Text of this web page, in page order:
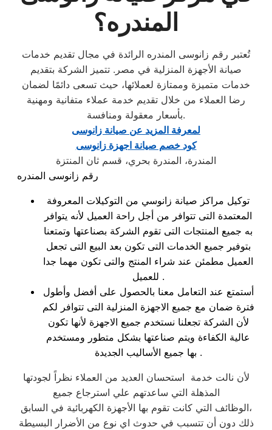
المندره؟
تُعتبر رقم زانوسى المندره الرائدة في مجال تقديم خدمات
صيانة الأجهزة المنزلية في مصر. تتميز الشركة بتقديم
خدمات متميزة وممتازة لعملائها، حيث تسعى دائمًا لضمان
رضا العملاء من خلال تقديم خدمة عملاء متفانية ومهنية
بأسعار معقولة ومنافسة.
لمعرفة المزيد عن صيانة زانوسى
كود خصم صيانة اجهزة زانوسى
المندرة، المندرة بحري، قسم ثان المنتزة
رقم زانوسى المندره
توكيل مراكز صيانة زانوسي من التوكيلات المعروفة
المعتمدة التى تتوافر من أجل راحة العميل لأنه يتوافر
به جميع المنتجات التى تقوم الشركة بصناعتها وتمتعنا
بتوفير جميع الخدمات التى تكون بعد البيع التى تجعل
العميل مطمئن عند شراء المنتج والتى تكون مهما جدا
للعميل .
أستمتع عند التعامل معنا بالحصول على أفضل وأطول
فترة ضمان مع جميع الاجهزة المنزلية التى تتوافر لكم
لأن الشركة تجعلنا نستخدم جميع الاجهزة لأنها تكون
عالية الكفاءة ويتم صناعتها بشكل متطور ومستخدم
بها جميع الأساليب الجديدة .
لأن نالت خدمة استحسان العديد من العملاء نظراً لجودتها
المذهلة التي ساعدتهم علي استرجاع جميع
الوظائف التي كانت تقوم بها الأجهزة الكهربائية في السابق،
ذلك دون أن تتسبب في حدوث اي نوع من الأضرار البسيطة